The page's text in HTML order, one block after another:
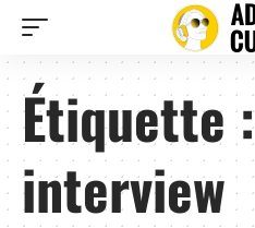
Étiquette :
interview